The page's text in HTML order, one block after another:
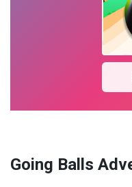
Going Balls